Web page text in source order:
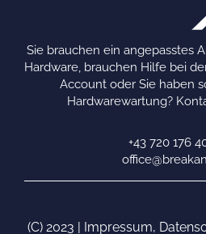
Sie brauchen ein angepasstes
Hardware, brauchen Hilfe bei
Account oder Sie haben
Hardwarewartung?
+43 720 176
(C) 2023 | Impressum,